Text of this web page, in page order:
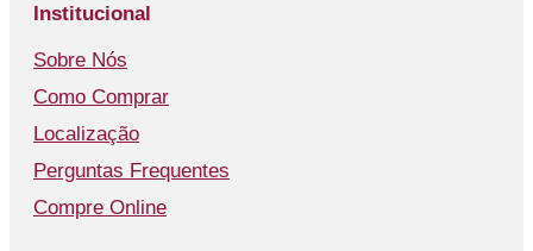
Institucional
Sobre Nós
Como Comprar
Localização
Perguntas Frequentes
Compre Online